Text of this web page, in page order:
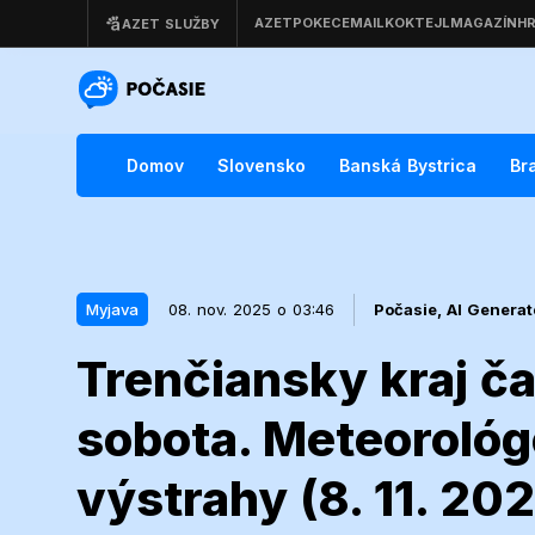
Domov Slovensko Banská Bystrica
Myjava 08. nov. 2025 o 03:46 Počasie, AI
Trenčiansky kraj
sobota.
výstrahy (8. 11.
Trenčiansky